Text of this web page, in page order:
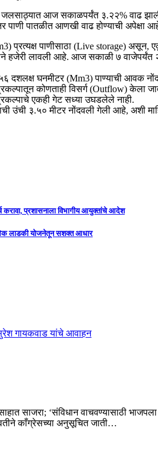
आज सकाळपर्यंत ३.२२% वाढ
पाणी पातळीत आणखी वाढ होण्याची अपेक्षा
प्रत्यक्ष पाणीसाठा (Live storage)
हजेरी लावली आहे. आज सकाळी ७ वाजेपर्यंत
दशलक्ष घनमीटर (Mm3) पाण्याची आवक
कोणताही विसर्ग (Outflow) केला
एकही गेट सध्या उघडलेले नाही.
उंची ३.५० मीटर नोंदवली गेली आहे, अशी
करावा, प्रशासनाला विभागीय आयुक्तांचे आदेश
लेक लाडकी योजनेतून सशक्त आधार
साजरा; ‘संविधान वाचवण्यासाठी
काँग्रेसच्या अनुसूचित जाती…